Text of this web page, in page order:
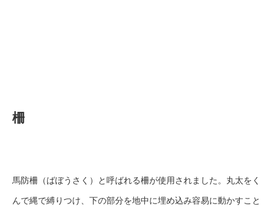
柵
馬防柵（ばぼうさく）と呼ばれる柵が使用されました。丸太をく
んで縄で縛りつけ、下の部分を地中に埋め込み容易に動かすこと